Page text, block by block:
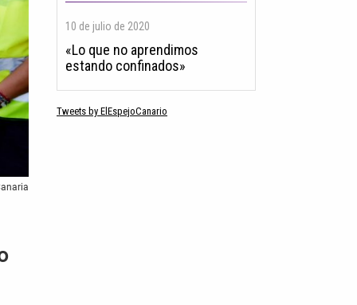
10 de julio de 2020
«Lo que no aprendimos
estando confinados»
Tweets by ElEspejoCanario